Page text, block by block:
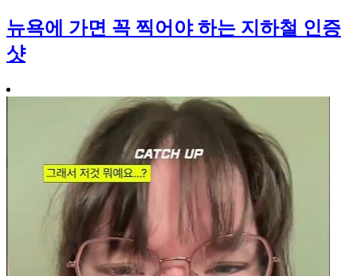
뉴욕에 가면 꼭 찍어야 하는 지하철 인증
샷